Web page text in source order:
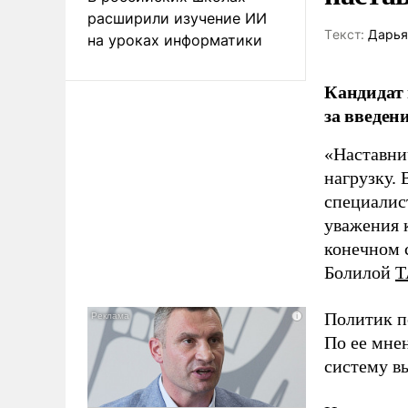
расширили изучение ИИ
на уроках информатики
Tекст:
за
нагрузку.
уважения
конечном
Болилой
Политик
По ее
систему